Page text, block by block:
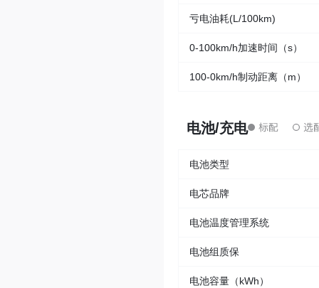
亏电油耗(L/100km)
0-100km/h加速时间（s）
100-0km/h制动距离（m）
电池/充电
电池类型
电芯品牌
电池温度管理系统
电池组质保
电池容量（kWh）